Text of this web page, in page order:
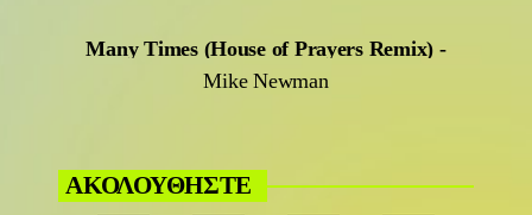
Many Times (House of Prayers Remix) -
Mike Newman
ΑΚΟΛΟΥΘΗΣΤΕ